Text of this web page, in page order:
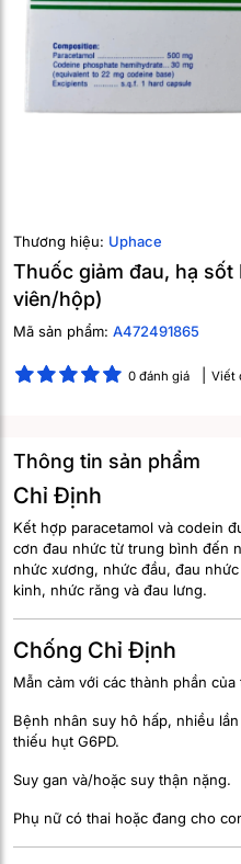
Thương hiệu: Uphace
Thuốc giảm đau, hạ sốt
viên/hộp)
Mã sản phẩm: A472491865
0 đánh giá Viết
Thông tin sản phẩm
Chỉ Định
Kết hợp paracetamol và codein
cơn đau nhức từ trung bình đến
nhức xương, nhức đầu, đau
kinh, nhức răng và đau lưng.
Chống Chỉ Định
Mẫn cảm với các thành phần của
Bệnh nhân suy hô hấp, nhiều
thiếu hụt G6PD.
Suy gan và/hoặc suy thận nặng.
Phụ nữ có thai hoặc đang cho